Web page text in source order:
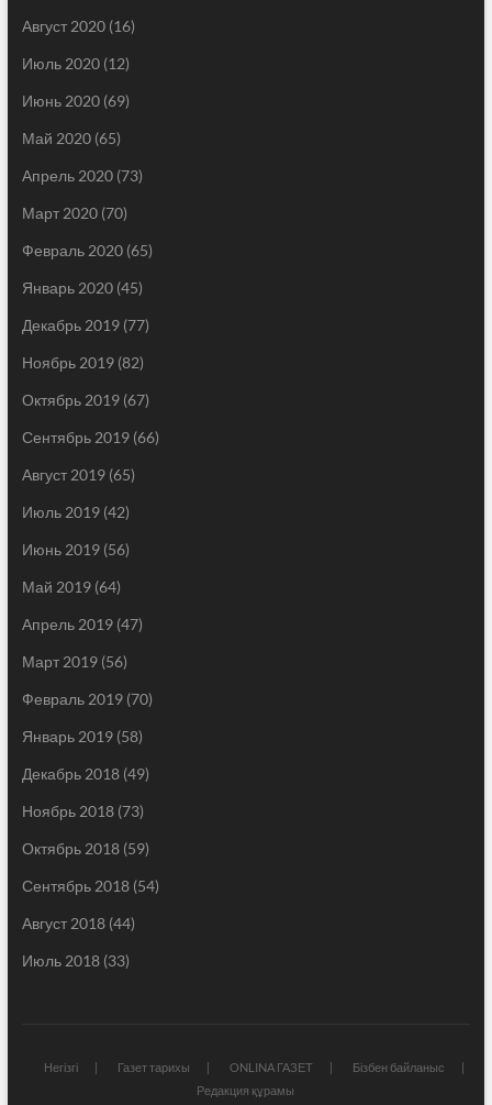
Август 2020(16)
Июль 2020(12)
Июнь 2020(69)
Май 2020(65)
Апрель 2020(73)
Март 2020(70)
Февраль 2020(65)
Январь 2020(45)
Декабрь 2019(77)
Ноябрь 2019(82)
Октябрь 2019(67)
Сентябрь 2019(66)
Август 2019(65)
Июль 2019(42)
Июнь 2019(56)
Май 2019(64)
Апрель 2019(47)
Март 2019(56)
Февраль 2019(70)
Январь 2019(58)
Декабрь 2018(49)
Ноябрь 2018(73)
Октябрь 2018(59)
Сентябрь 2018(54)
Август 2018(44)
Июль 2018(33)
Негізгі Газет тарихы ONLINA ГАЗЕТ
Бізбен байланыс
Редакция құрамы